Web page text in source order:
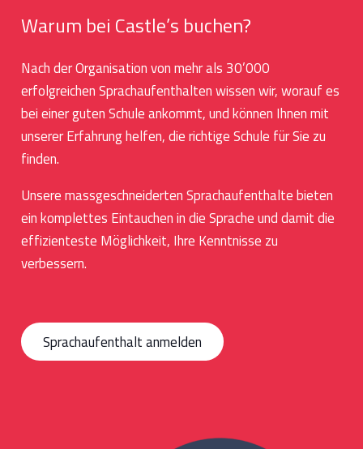
Warum bei Castle’s buchen?
Nach der Organisation von mehr als 30’000
erfolgreichen Sprachaufenthalten wissen wir, worauf es
bei einer guten Schule ankommt, und können Ihnen mit
unserer Erfahrung helfen, die richtige Schule für Sie zu
finden.
Unsere massgeschneiderten Sprachaufenthalte bieten
ein komplettes Eintauchen in die Sprache und damit die
effizienteste Möglichkeit, Ihre Kenntnisse zu
verbessern.
Sprachaufenthalt anmelden